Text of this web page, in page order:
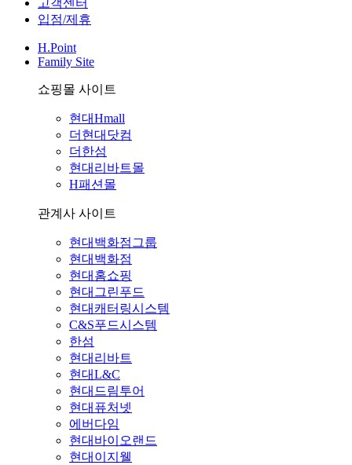
입점/제휴
H.Point
Family Site
쇼핑몰 사이트
현대Hmall
더현대닷컴
더한섬
현대리바트몰
H패션몰
관계사 사이트
현대백화점그룹
현대백화점
현대홈쇼핑
현대그린푸드
현대캐터링시스템
C&S푸드시스템
한섬
현대리바트
현대L&C
현대드림투어
현대퓨처넷
에버다임
현대바이오랜드
현대이지웰